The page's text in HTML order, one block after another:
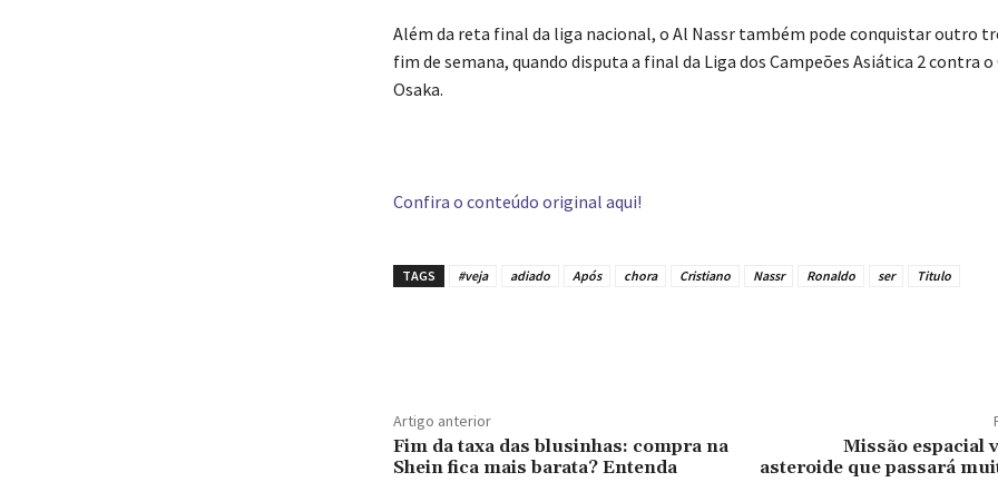
Além da reta final da liga nacional, o Al Nassr também pode conquistar outro
fim de semana, quando disputa a final da Liga dos Campeões Asiática 2 contra o
Osaka.
Confira o conteúdo original aqui!
TAGS #veja adiado Após chora Cristiano Nassr Ronaldo ser Titulo
Artigo anterior
Fim da taxa das blusinhas: compra na
Shein fica mais barata? Entenda
Missão espacial
asteroide que passará